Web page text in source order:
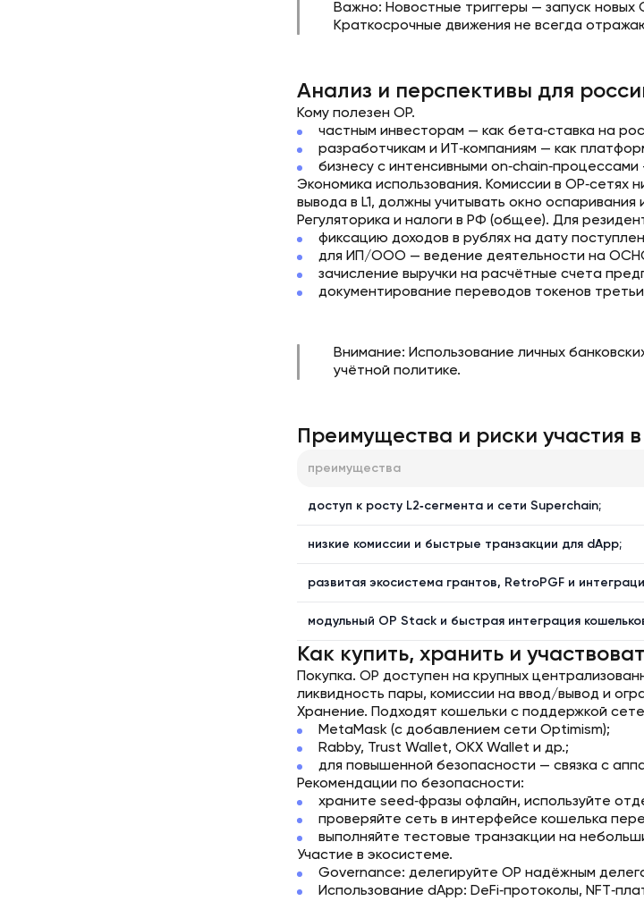
Важно: Новостные триггеры — запуск
Краткосрочные движения не всегда
Анализ и перспективы для
Кому полезен OP.
частным инвесторам — как бета‑ставка на
разработчикам и ИТ‑компаниям — как
бизнесу с интенсивными
Экономика использования. Комиссии в
вывода в L1, должны учитывать окно
Регуляторика и налоги в РФ (общее). Для
фиксацию доходов в рублях на дату
для ИП/ООО — ведение деятельности на
зачисление выручки на расчётные счета
документирование переводов токенов
Внимание: Использование личных
учётной политике.
Преимущества и риски участия в
преимущества
доступ к росту L2‑сегмента и сети Superchain;
низкие комиссии и быстрые транзакции для dApp;
развитая экосистема грантов, RetroPGF и
модульный OP Stack и быстрая интеграция
Как купить, хранить и
Покупка. OP доступен на крупных
ликвидность пары, комиссии на ввод/вывод и
Хранение. Подходят кошельки с поддержкой
MetaMask (c добавлением сети Optimism);
Rabby, Trust Wallet, OKX Wallet и др.;
для повышенной безопасности — связка с
Рекомендации по безопасности:
храните seed‑фразы офлайн, используйте
проверяйте сеть в интерфейсе кошелька
выполняйте тестовые транзакции на
Участие в экосистеме.
Governance: делегируйте OP надёжным
Использование dApp: DeFi‑протоколы,